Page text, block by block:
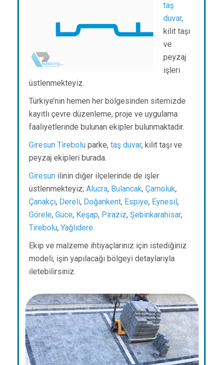
taş
duvar,
kilit taşı
ve
peyzaj
işleri
üstlenmekteyiz.
Türkiye’nin hemen her bölgesinden sitemizde
kayıtlı çevre düzenleme, proje ve uygulama
faaliyetlerinde bulunan ekipler bulunmaktadır.
Giresun Tirebolu parke, taş duvar, kilit taşı ve
peyzaj ekipleri burada.
Giresun ilinin diğer ilçelerinde de işler
üstlenmekteyiz; Alucra, Bulancak, Çamoluk,
Çanakçı, Dereli, Doğankent, Espiye, Eynesil ,
Görele, Güce, Keşap, Piraziz, Şebinkarahisar,
Tirebolu, Yağlıdere.
Ekip ve malzeme ihtiyaçlarınız için istediğiniz
modeli, işin yapılacağı bölgeyi detaylarıyla
iletebilirsiniz.